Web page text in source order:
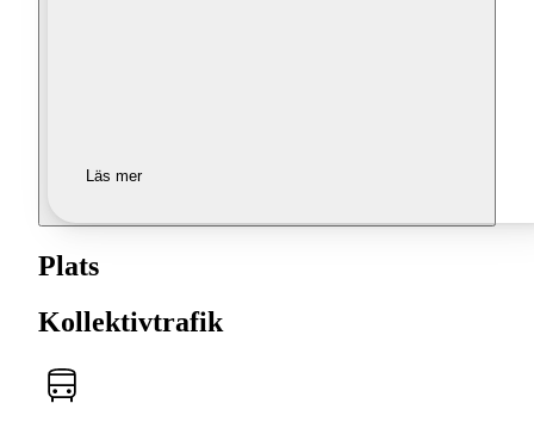
Läs mer
Plats
Kollektivtrafik